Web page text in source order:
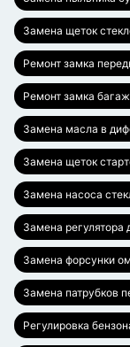
Замена щеток
Ремонт замка
Ремонт замка
Замена масла в
Замена щеток
Замена насоса
Замена регулятора
Замена форсунки
Замена патрубков
Регулировка